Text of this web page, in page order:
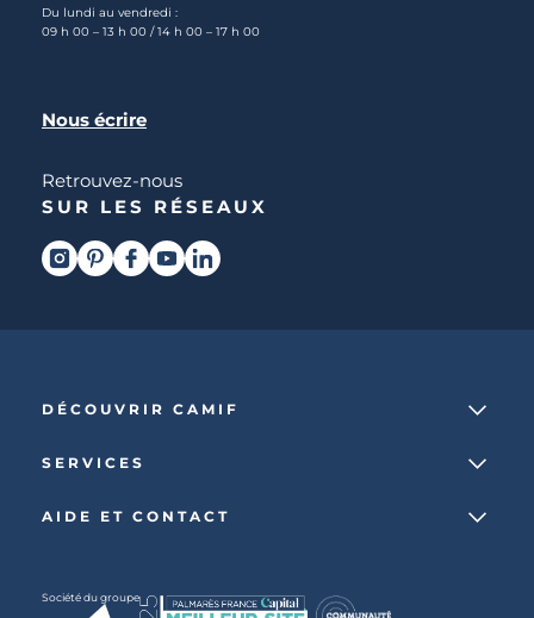
Du lundi au vendredi :
09 h 00 – 13 h 00 / 14 h 00 – 17 h 00
Nous écrire
Retrouvez-nous
SUR LES RÉSEAUX
DÉCOUVRIR CAMIF
Nos collections
Boutique
SERVICES
Carte cadeau Camif
AIDE ET CONTACT
Société du groupe